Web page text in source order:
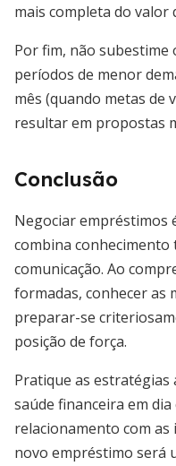
mais completa do valor
Por fim, não subestime
períodos de menor
mês (quando metas de
resultar em propostas
Conclusão
Negociar empréstimos
combina conhecimento
comunicação. Ao
formadas, conhecer as
preparar-se
posição de força.
Pratique as estratégias
saúde financeira em
relacionamento com as
novo empréstimo será